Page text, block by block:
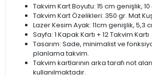
Takvim Kart Boyutu: 15 cm genişlik,
Takvim Kart Özelikleri: 350 gr. Mat
Lazer Kesim Ayak: 11cm genişlik, 5,3
Sayfa: 1 Kapak Kartı + 12 Takvim Kartı
Tasarım: Sade, minimalist ve
planlama takvim.
Takvim kartlarının arka tarafı not
kullanılmaktadır.